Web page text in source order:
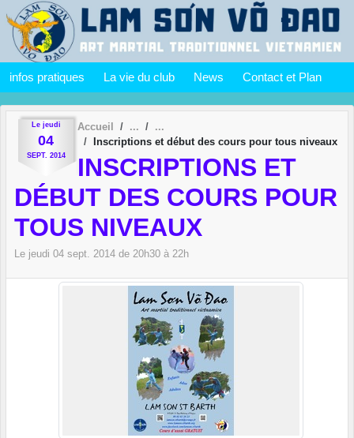
infos pratiques La vie du club News Contact et Plan
Le jeudi
04
SEPT. 2014
Accueil
Inscriptions et début des cours pour tous niveaux
INSCRIPTIONS ET
DÉBUT DES COURS POUR
TOUS NIVEAUX
Le jeudi 04 sept. 2014 de 20h30 à 22h
Panneau de gestion des cookies